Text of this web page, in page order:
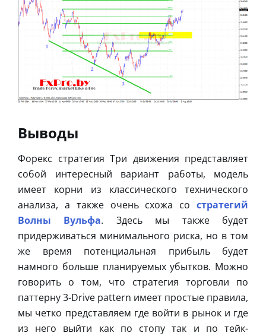
Выводы
Форекс стратегия Три движения представляет
собой интересный вариант работы, модель
имеет корни из классического технического
анализа, а также очень схожа со стратегий
Волны Вульфа. Здесь мы также будет
придерживаться минимального риска, но в том
же время потенциальная прибыль будет
намного больше планируемых убытков. Можно
говорить о том, что стратегия торговли по
паттерну 3-Drive pattern имеет простые правила,
мы четко представляем где войти в рынок и где
из него выйти как по стопу так и по тейк-